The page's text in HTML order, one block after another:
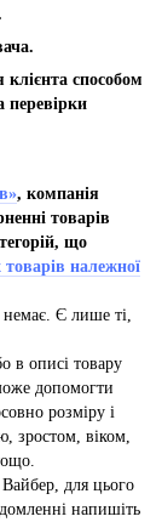
способом
перевірки
, компанія
товарів
що
належної
Є лише ті,
в описі товару
допомогти
розміру і
зростом, віком,
для цього
напишіть